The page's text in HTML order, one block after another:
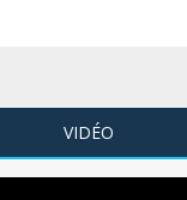
VIDÉO